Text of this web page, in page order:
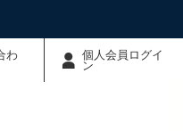
わ
個人会員ログイ
ン